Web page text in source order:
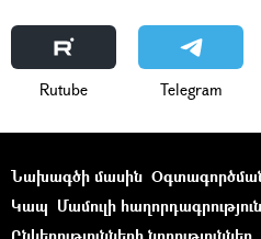
Rutube Telegram
Նախագծի մասին
Կապ Մամուլի